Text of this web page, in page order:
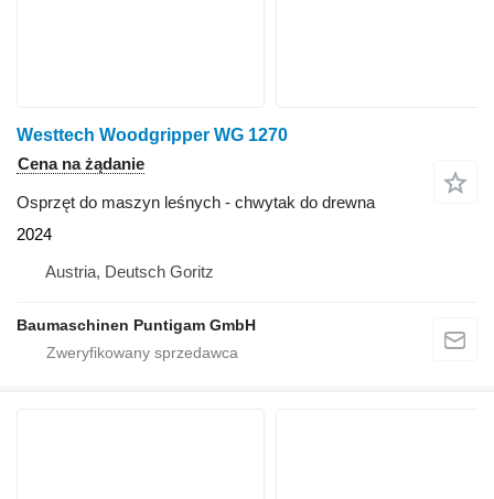
Westtech Woodgripper WG 1270
Cena na żądanie
Osprzęt do maszyn leśnych - chwytak do drewna
2024
Austria, Deutsch Goritz
Baumaschinen Puntigam GmbH